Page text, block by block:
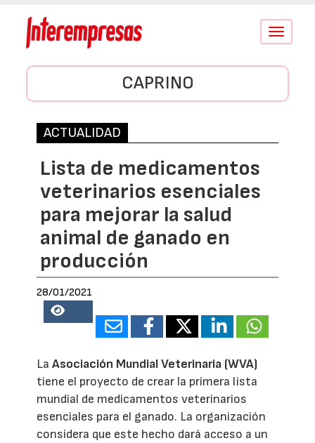
Conmutar
CAPRINO
ACTUALIDAD
Lista de medicamentos
veterinarios esenciales
para mejorar la salud
animal de ganado en
producción
28/01/2021
26872
LaAsociación Mundial Veterinaria (WVA)
tiene el proyecto de crear la primera lista
mundial de medicamentos veterinarios
esenciales para el ganado. La organización
considera que este hecho dará acceso a un